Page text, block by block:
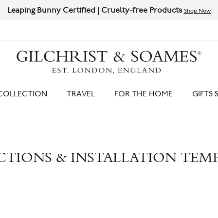
Leaping Bunny Certified | Cruelty-free Products Shop Now
TRAVEL FOR THE HOME GIFTS
& INSTALLATION